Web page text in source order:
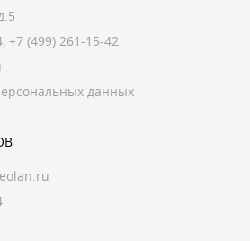
+7 (499) 261-15-42
данных